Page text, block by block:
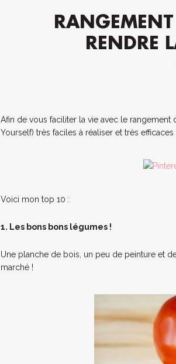
RENDRE
Afin de vous faciliter la vie avec le rangement
Yourself) très faciles à réaliser et très
Voici mon top 10 :
1. Les bons bons légumes !
Une planche de bois, un peu de peinture et
marché !